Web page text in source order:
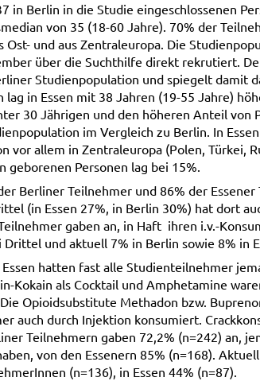
in Berlin in die Studie eingeschlossenen
von 35 (18-60 Jahre). 70% der
und aus Zentraleuropa. Die
über die Suchthilfe direkt rekrutiert.
Studienpopulation und spiegelt damit
lag in Essen mit 38 Jahren (19-55 Jahre)
30 Jährigen und den höheren Anteil von
im Vergleich zu Berlin. In
vor allem in Zentraleuropa (Polen, Türkei,
geborenen Personen lag bei 15%.
Berliner Teilnehmer und 86% der
(in Essen 27%, in Berlin 30%) hat dort
gaben an, in Haft ihren i.v.-
und aktuell 7% in Berlin sowie 8% in
hatten fast alle Studienteilnehmer
Kokain als Cocktail und Amphetamine
Opioidsubstitute Methadon bzw.
auch durch Injektion konsumiert.
Teilnehmern gaben 72,2% (n=242) an,
von den Essenern 85% (n=168).
(n=136), in Essen 44% (n=87).